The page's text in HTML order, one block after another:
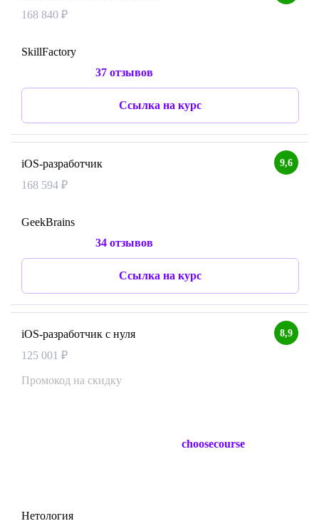
168 840 ₽
SkillFactory
37 отзывов
Ссылка на курс
9,6
iOS-разработчик
168 594 ₽
GeekBrains
34 отзывов
Ссылка на курс
8,9
iOS-разработчик с нуля
125 001 ₽
Промокод на скидку
choosecourse
Нетология